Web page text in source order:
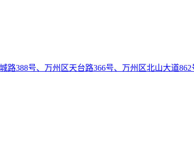
388号、万州区天台路366号、万州区北山大道